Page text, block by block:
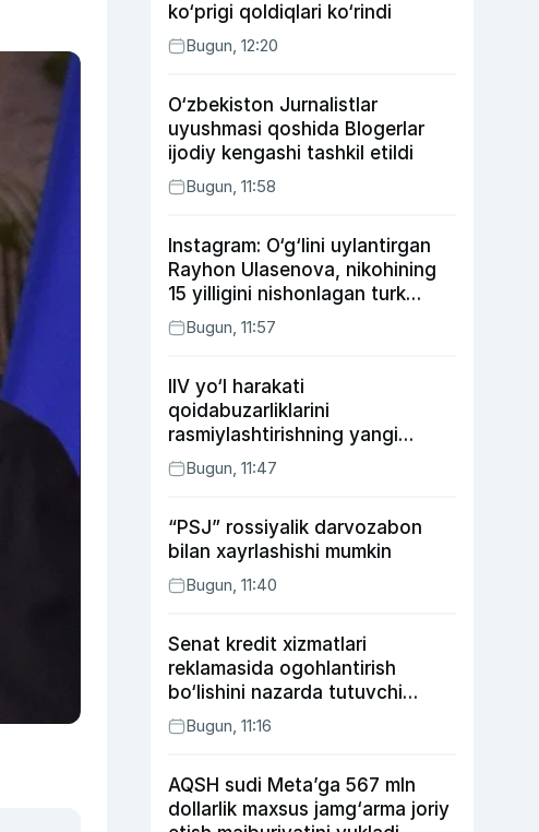
ko‘prigi qoldiqlari ko‘rindi
Bugun, 12:20
O‘zbekiston Jurnalistlar
uyushmasi qoshida Blogerlar
ijodiy kengashi tashkil etildi
Bugun, 11:58
Instagram: O‘g‘lini uylantirgan
Rayhon Ulasenova, nikohining
15 yilligini nishonlagan turk
aktyorlari va Kamelot qasriga
sayohat qilgan Zebo Rahimova
Bugun, 11:57
IIV yo‘l harakati
qoidabuzarliklarini
rasmiylashtirishning yangi
tartibini taklif qildi
Bugun, 11:47
“PSJ” rossiyalik darvozabon
bilan xayrlashishi mumkin
Bugun, 11:40
Senat kredit xizmatlari
reklamasida ogohlantirish
bo‘lishini nazarda tutuvchi
qonunni ma’qulladi
Bugun, 11:16
AQSH sudi Meta’ga 567 mln
dollarlik maxsus jamg‘arma joriy